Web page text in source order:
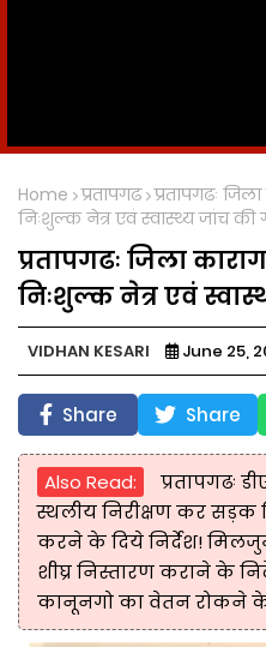
Home प्रतापगढ प्रतापगढः
निःशुल्क नेत्र एवं स्वास्थ्य जांच की
प्रतापगढः जिला
निःशुल्क नेत्र एवं
VIDHAN KESARI June 25,
Share Share
Also Read:
प्रतापगढः
स्थलीय निरीक्षण कर सड़क
करने के दिये निर्देश!
शीघ्र निस्तारण कराने के
कानूनगो का वेतन रोकने